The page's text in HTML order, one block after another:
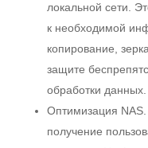
локальной сети.
к необходимой
копирование,
защите
обработки данных.
Оптимизация NAS.
получение